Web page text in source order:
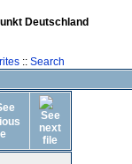
Deutschland
:: Search